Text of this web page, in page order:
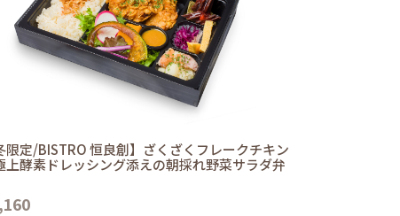
限定/BISTRO 恒良創】ざくざくフレークチキン
上酵素ドレッシング添えの朝採れ野菜サラダ弁